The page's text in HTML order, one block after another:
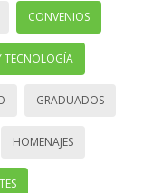
CONVENIOS
TECNOLOGÍA
GRADUADOS
HOMENAJES